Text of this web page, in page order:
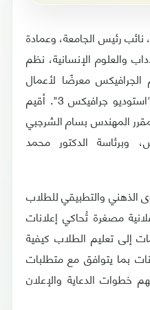
رئيس الجامعة، وعمادة
والعلوم الإنسانية، نظم
معرضًا لأعمال
مجسمات إعلانية ضمن مقرر "استوديو جرافيكس 3". أقيم
المهندس بسام الشرجبي
وبرئاسة الدكتور محمد
والتطبيقي للطلاب
مصغرة تُحاكي إعلانات
إلى تعليم الطلاب كيفية
بما يتوافق مع متطلبات
الدعاية والإعلان